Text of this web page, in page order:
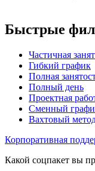
Быстрые
Частичная
Гибкий график
Полная
Полный день
Проектная
Сменный
Вахтовый
Корпоративная
Какой соцпакет вы